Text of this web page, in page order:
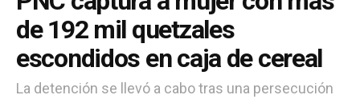
de 192 mil quetzales
escondidos en caja de cereal
La detención se llevó a cabo tras una persecución